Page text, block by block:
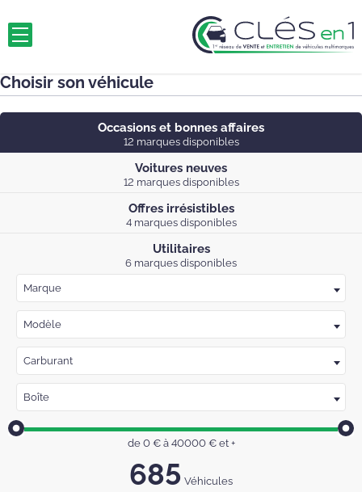
Choisir son véhicule
Occasions et bonnes affaires
12 marques disponibles
Voitures neuves
12 marques disponibles
Offres irrésistibles
4 marques disponibles
Utilitaires
6 marques disponibles
Marque
Modèle
Carburant
Boîte
de 0€ à 40000€ et +
685 Véhicules